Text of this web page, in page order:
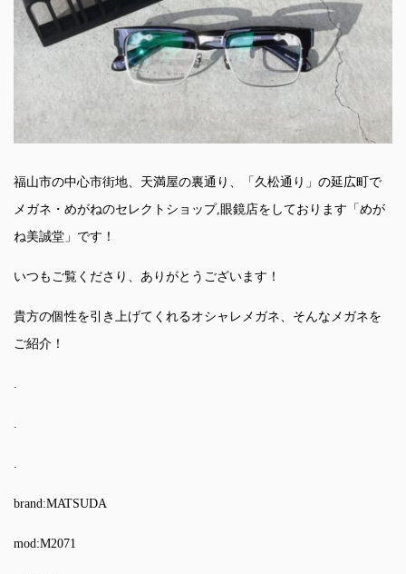
福山市の中心市街地、天満屋の裏通り、「久松通り」の延広町で
メガネ・めがねのセレクトショップ,眼鏡店をしております「めが
ね美誠堂」です！
いつもご覧くださり、ありがとうございます！
貴方の個性を引き上げてくれるオシャレメガネ、そんなメガネを
ご紹介！
.
.
.
brand:MATSUDA
mod:M2071